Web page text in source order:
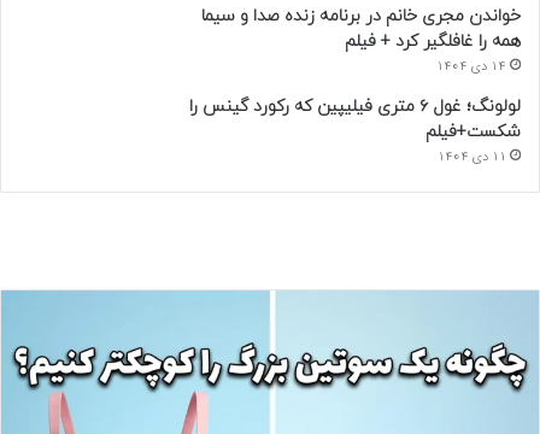
خواندن مجری خانم در برنامه زنده صدا و سیما
همه را غافلگیر کرد + فیلم
14 دی 1404
لولونگ؛ غول ۶ متری فیلیپین که رکورد گینس را
شکست+فیلم
11 دی 1404